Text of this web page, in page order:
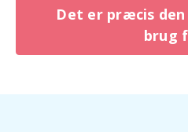
Det er præcis
brug